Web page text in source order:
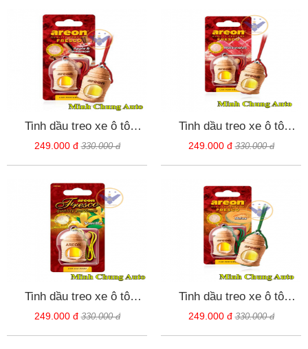
Tinh dầu treo xe ô tô
AREON Fresco hương táo
249.000 đ 330.000 đ
Tinh dầu treo xe ô tô
AREON Fresco hương dưa
249.000 đ 330.000 đ
Tinh dầu treo xe ô tô
AREON Fresco hương
249.000 đ 330.000 đ
Tinh dầu treo xe ô tô
AREON Fresco hương dưa
249.000 đ 330.000 đ